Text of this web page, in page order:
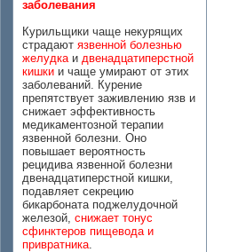
заболевания
Курильщики чаще некурящих
страдают язвенной болезнью
желудкаи двенадцатиперстной
кишки и чаще умирают от этих
заболеваний. Курение
препятствует заживлению язв и
снижает эффективность
медикаментозной терапии
язвенной болезни. Оно
повышает вероятность
рецидива язвенной болезни
двенадцатиперстной кишки,
подавляет секрецию
бикарбоната поджелудочной
железой, снижает тонус
сфинктеров пищевода и
привратника.